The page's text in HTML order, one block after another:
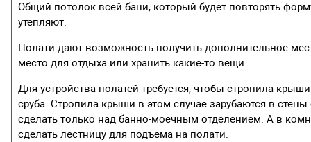
Общий потолок всей бани, который будет повторять
утепляют.
Полати дают возможность получить дополнительное
место для отдыха или хранить какие-то вещи.
Для устройства полатей требуется, чтобы стропила
сруба. Стропила крыши в этом случае зарубаются в
сделать только над банно-моечным отделением. А в
сделать лестницу для подъема на полати.